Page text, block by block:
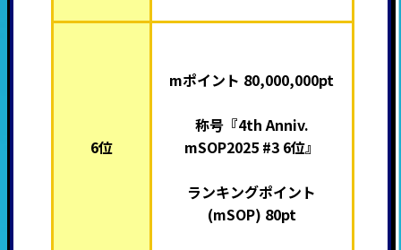
6位
mポイント 80,000,000pt
称号『4th Anniv.
mSOP2025 #3 6位』
ランキングポイント
(mSOP) 80pt